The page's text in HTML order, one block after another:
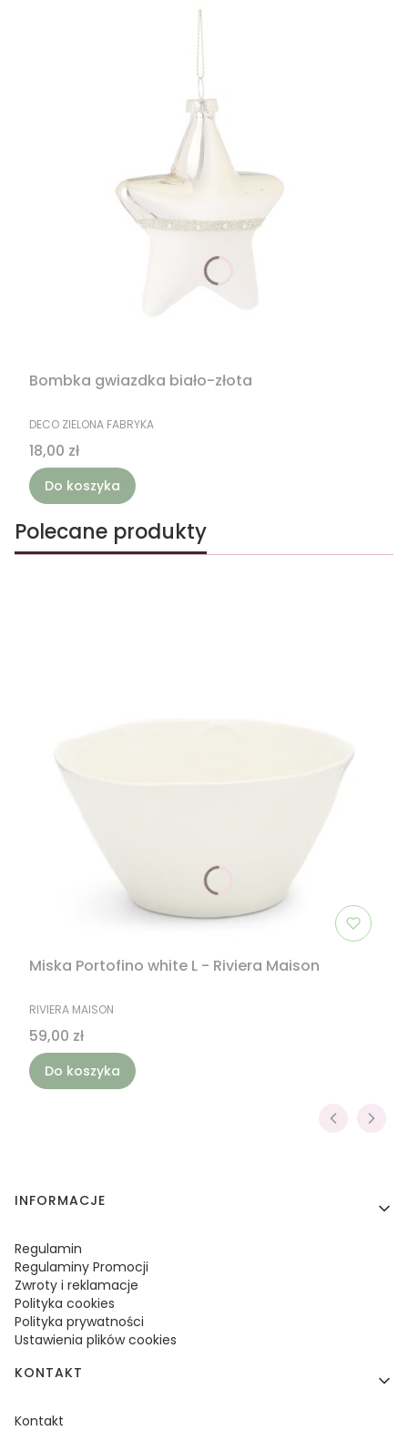
Bombka gwiazdka biało-złota
PRODUCENT
DECO ZIELONA FABRYKA
Cena
18,00 zł
Do koszyka
Polecane produkty
Miska Portofino white L - Riviera Maison
PRODUCENT
RIVIERA MAISON
Cena
59,00 zł
Do koszyka
Linki w stopce
INFORMACJE
Regulamin
Regulaminy Promocji
Zwroty i reklamacje
Polityka cookies
Polityka prywatności
Ustawienia plików cookies
KONTAKT
Kontakt